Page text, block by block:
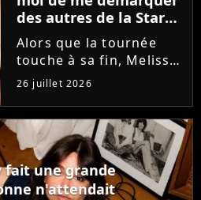
des autres de la Star
Academy"
Alors que la tournée
touche à sa fin, Melissa
se confie en interview
sur Volum sur la
création de son EP tout
va bien (j'crois), son
envie de gommer
l'étiquette Star
Academy, le jeu...
26 juillet 2026
fait une grande
n'attendait